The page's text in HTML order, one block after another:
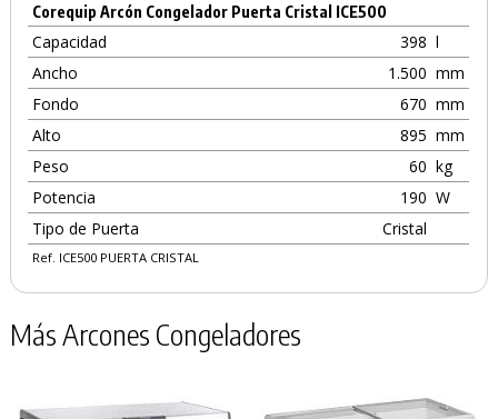
Corequip Arcón Congelador Puerta Cristal ICE500
Capacidad 398 l
Ancho
1.500 mm
Fondo
670 mm
Alto
895 mm
Peso
60 kg
Potencia
190 W
Tipo de Puerta
Cristal
Ref. ICE500 PUERTA CRISTAL
Más Arcones Congeladores